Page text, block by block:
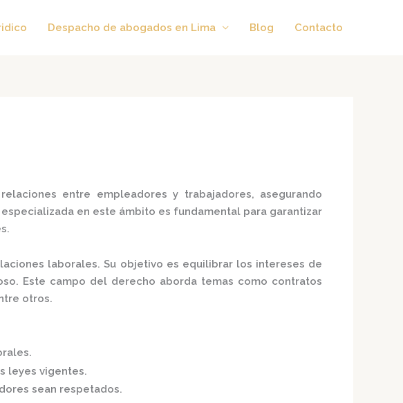
Despacho de abogados en Lima Blog Contacto
entre empleadores y trabajadores, asegurando
en este ámbito es fundamental para garantizar
laborales. Su objetivo es equilibrar los intereses de
Este campo del derecho aborda temas como contratos
otros.
leyes vigentes.
sean respetados.